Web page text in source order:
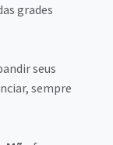
grades
seus
sempre